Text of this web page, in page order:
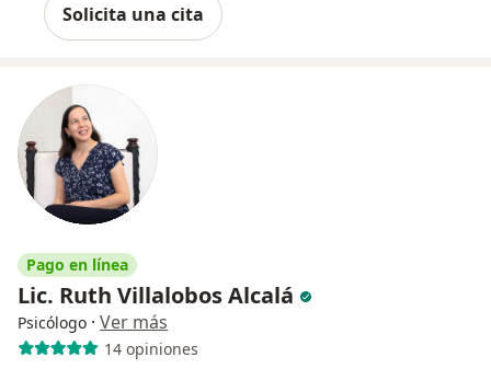
Solicita una cita
Pago en línea
Lic. Ruth Villalobos Alcalá
Psicólogo · Ver más
14 opiniones